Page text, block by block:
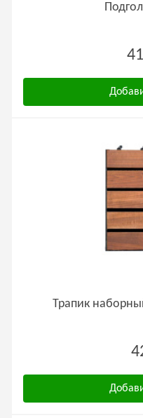
Трапик